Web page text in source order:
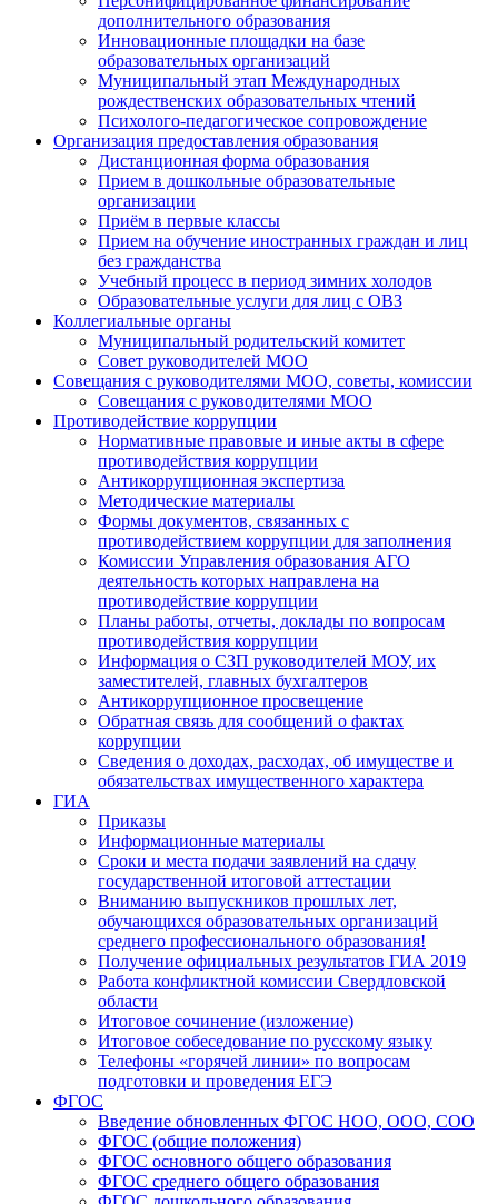
дополнительного образования
Инновационные площадки на базе
образовательных организаций
Муниципальный этап Международных
рождественских образовательных чтений
Психолого-педагогическое сопровождение
Организация предоставления образования
Дистанционная форма образования
Прием в дошкольные образовательные
организации
Приём в первые классы
Прием на обучение иностранных граждан и лиц
без гражданства
Учебный процесс в период зимних холодов
Образовательные услуги для лиц с ОВЗ
Коллегиальные органы
Муниципальный родительский комитет
Совет руководителей МОО
Совещания с руководителями МОО, советы, комиссии
Совещания с руководителями МОО
Противодействие коррупции
Нормативные правовые и иные акты в сфере
противодействия коррупции
Антикоррупционная экспертиза
Методические материалы
Формы документов, связанных с
противодействием коррупции для заполнения
Комиссии Управления образования АГО
деятельность которых направлена на
противодействие коррупции
Планы работы, отчеты, доклады по вопросам
противодействия коррупции
Информация о СЗП руководителей МОУ, их
заместителей, главных бухгалтеров
Антикоррупционное просвещение
Обратная связь для сообщений о фактах
коррупции
Сведения о доходах, расходах, об имуществе и
обязательствах имущественного характера
ГИА
Приказы
Информационные материалы
Сроки и места подачи заявлений на сдачу
государственной итоговой аттестации
Вниманию выпускников прошлых лет,
обучающихся образовательных организаций
среднего профессионального образования!
Получение официальных результатов ГИА 2019
Работа конфликтной комиссии Свердловской
области
Итоговое сочинение (изложение)
Итоговое собеседование по русскому языку
Телефоны «горячей линии» по вопросам
подготовки и проведения ЕГЭ
ФГОС
Введение обновленных ФГОС НОО, ООО, СОО
ФГОС (общие положения)
ФГОС основного общего образования
ФГОС среднего общего образования